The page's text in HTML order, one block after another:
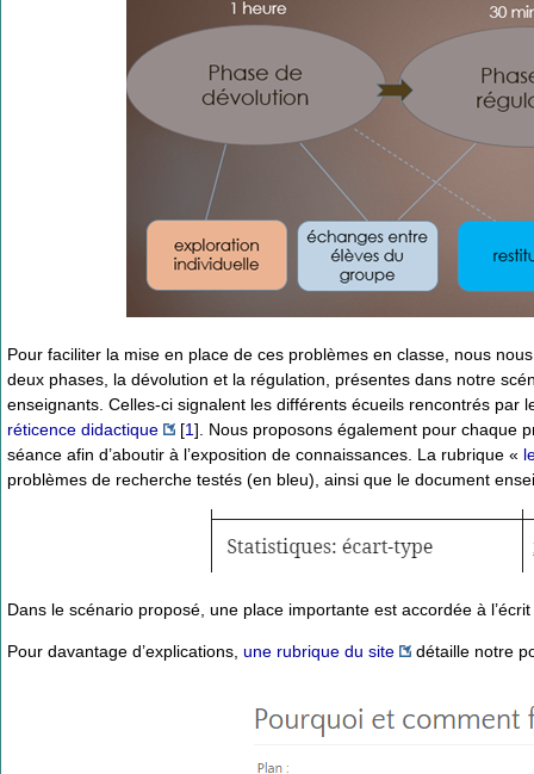
Pour faciliter la mise en place de ces problèmes en classe, nous
deux phases, la dévolution et la régulation, présentes dans notre
enseignants. Celles-ci signalent les différents écueils rencontrés
réticence didactique
[1] . Nous proposons également pour chaque
séance afin d’aboutir à l’exposition de connaissances. La rubrique «
problèmes de recherche testés (en bleu), ainsi que le document
Dans le scénario proposé, une place importante est accordée à
Pour davantage d’explications, une rubrique du site détaille notre